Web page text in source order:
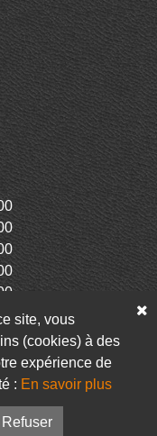
site, vous
(cookies) à des
expérience de
: En savoir plus
Refuser